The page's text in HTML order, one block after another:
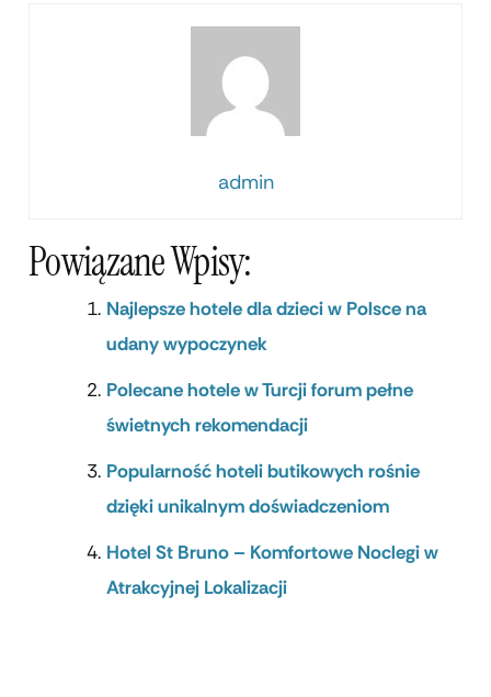
admin
Powiązane Wpisy:
Najlepsze hotele dla dzieci w Polsce na
udany wypoczynek
Polecane hotele w Turcji forum pełne
świetnych rekomendacji
Popularność hoteli butikowych rośnie
dzięki unikalnym doświadczeniom
Hotel St Bruno – Komfortowe Noclegi w
Atrakcyjnej Lokalizacji